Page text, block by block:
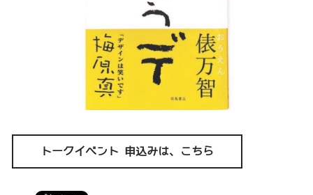
トークイベント 申込みは、こちら